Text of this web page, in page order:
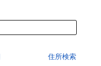
住所検索